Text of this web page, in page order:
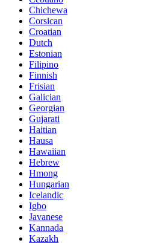
Chichewa
Corsican
Croatian
Dutch
Estonian
Filipino
Finnish
Frisian
Galician
Georgian
Gujarati
Haitian
Hausa
Hawaiian
Hebrew
Hmong
Hungarian
Icelandic
Igbo
Javanese
Kannada
Kazakh